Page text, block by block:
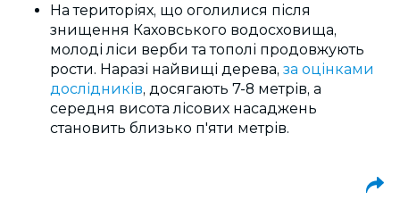
На територіях, що оголилися після
знищення Каховського водосховища,
молоді ліси верби та тополі продовжують
рости. Наразі найвищі дерева, за оцінками
дослідників, досягають 7-8 метрів, а
середня висота лісових насаджень
становить близько п'яти метрів.